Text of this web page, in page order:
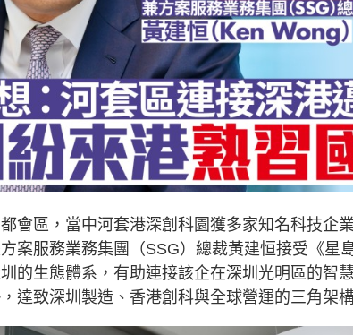
會區，當中河套港深創科園獲多家知名科技企
案服務業務集團（SSG）總裁黃建恒接受《星
的生態體系，有助連接該企在深圳光明區的智
達致深圳製造、香港創科與全球營運的三角架構